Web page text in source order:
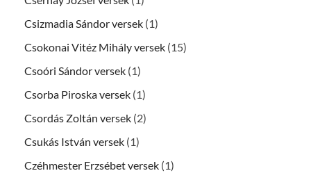
Csizmadia Sándor versek (1)
Csokonai Vitéz Mihály versek (15)
Csoóri Sándor versek (1)
Csorba Piroska versek (1)
Csordás Zoltán versek (2)
Csukás István versek (1)
Czéhmester Erzsébet versek (1)